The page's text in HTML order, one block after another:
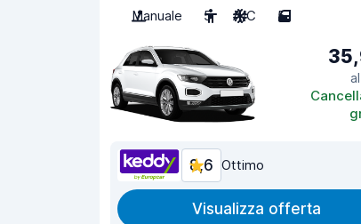
Manuale
5 A/C 5
8,6 Ottimo
Visualizza offerta